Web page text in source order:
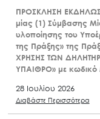
ΠΡΟΣΚΛΗΣΗ
μίας (1) Σύμβασης
υλοποίησης του
της Πράξης» της
ΧΡΗΣΗΣ ΤΩΝ
ΥΠΑΙΘΡΟ» με κωδικό
28 Ιουλίου 2026
Διαβάστε Περισσότερα